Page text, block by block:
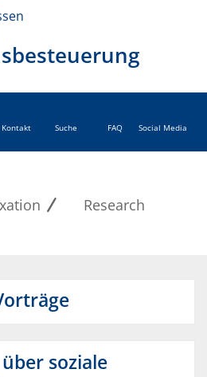
Kontakt Suche FAQ Social Media
Research
soziale